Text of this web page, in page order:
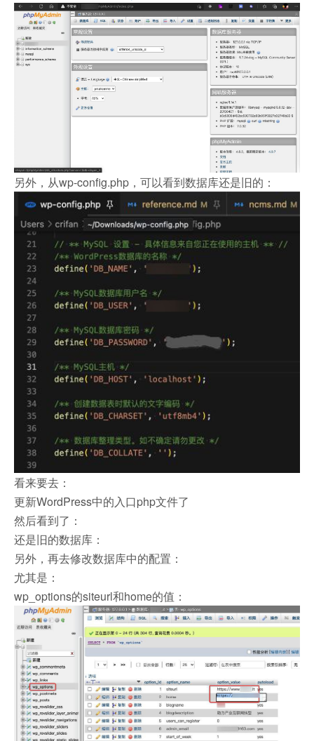
另外，从wp-config.php，可以看到数据库还是旧的：
看来要去：
更新WordPress中的入口php文件了
然后看到了：
还是旧的数据库：
另外，再去修改数据库中的配置：
尤其是：
wp_options的siteurl和home的值：